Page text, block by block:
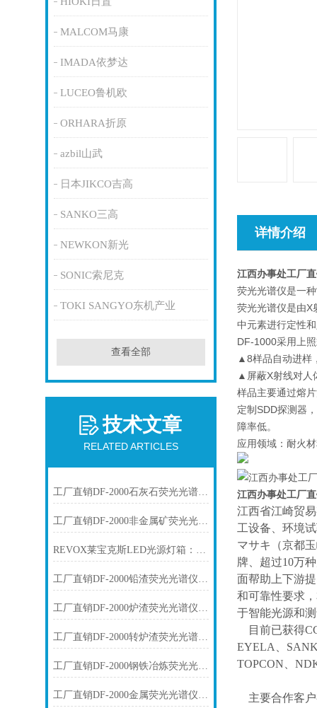
MALCOM马康
IMADA依梦达
LUCEO鲁机欧
ORHARA折原
azbil山武
日本JIKCO吉高
SANKO三高
NEWKON新光
SONIC索尼克
TOKI SANGYO东机产业
查看全部
技术文章
RELATED ARTICLES
工厂直销DF-2000石灰石荧光光谱仪技术参数
工厂直销DF-2000非金属矿荧光光谱仪技术参数
REVOX莱宝克斯LED光源灯箱：工业视觉检测的高稳定冷光方案
工厂直销DF-2000铅渣荧光光谱仪技术参数
工厂直销DF-2000炉渣荧光光谱仪技术参数
工厂直销DF-2000转炉渣荧光光谱仪技术参数
工厂直销DF-2000钢铁冶炼荧光光谱仪技术参数
工厂直销DF-2000金属荧光光谱仪技术参数
详情介绍
江西办事处工厂
荧光光谱仪是一
荧光光谱仪是由X
中元素进行定性
DF-1000采用上
▲8样品自动进样
▲屏蔽X射线对人
样品主要通过熔
定制SDD探测器
障率低。
应用领域：耐火
江西办事处工厂
江西省江崎贸
工设备、环境
マサキ（京都
牌、超过10万
面帮助上下游
和可靠性要求
于智能光源和
目前已获得
EYELA、
TOPCON、
主要合作客